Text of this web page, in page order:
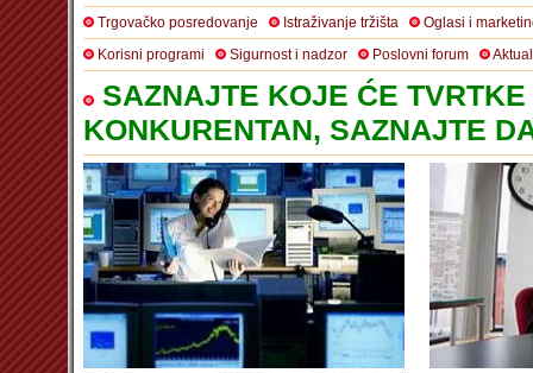
Trgovačko posredovanje
Istraživanje tržišta
Oglasi i
Korisni programi
Sigurnost i nadzor Poslovni forum
SAZNAJTE KOJE ĆE
KONKURENTAN, SAZNAJTE